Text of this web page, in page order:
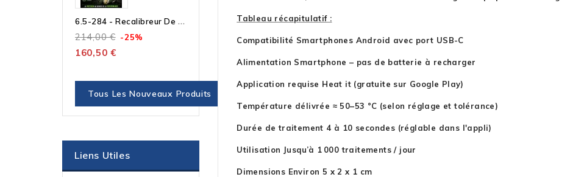
6
.5-284 - Recalibreur De Collet Compétition – Outil Seul À Bushing Micrométrique
214,00 € -25%
160,50 €
Tous Les Nouveaux Produits
Liens Utiles
Tableau récapitulatif :
Compatibilité Smartphones Android avec port USB-C
Alimentation Smartphone – pas de batterie à recharger
Application requise Heat it (gratuite sur Google Play)
Température délivrée ≈ 50–53 °C (selon réglage et tolérance)
Durée de traitement 4 à 10 secondes (réglable dans l'appli)
Utilisation Jusqu’à 1 000 traitements / jour
Dimensions Environ 5 x 2 x 1 cm